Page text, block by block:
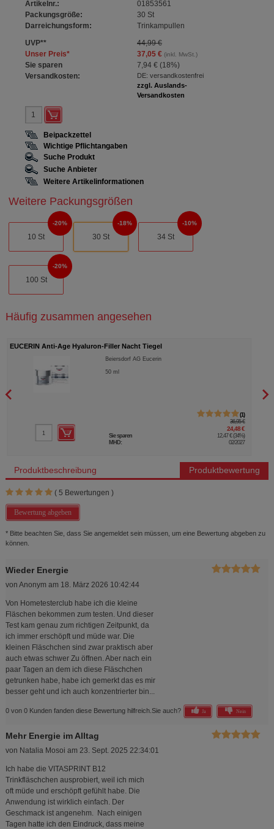
Artikelnr.:
01853561
Packungsgröße:
30 St
Darreichungsform:
Trinkampullen
UVP**
44,99 €
Unser Preis* 37,05 €(inkl. MwSt.)
Sie sparen 7,94 € (18%)
Versandkosten:
DE: versandkostenfrei
zzgl. Auslands-
Versandkosten
Beipackzettel
Wichtige Pflichtangaben
Suche Produkt
Suche Anbieter
Weitere Artikelinformationen
Weitere Packungsgrößen
10 St
20%
30 St
18%
34 St
10%
100 St
20%
Häufig zusammen angesehen
Anti-Age Hyaluron-Filler Nacht Tiegel
Beiersdorf AG Eucerin
1
Sie sparen
MHD:
Produktbeschreibung Produktbewertung
( 5 Bewertungen )
Bewertung abgeben
* Bitte beachten Sie, dass Sie angemeldet sein müssen, um eine Bewertung abgeben zu
können.
Wieder Energie
von Anonym am 18. März 2026 10:42:44
Von Hometesterclub habe ich die kleine
Fläschen bekommen zum testen. Und dieser
Test kam genau zum richtigen Zeitpunkt, da
ich immer erschöpft und müde war. Die
kleinen Fläschchen sind zwar praktisch aber
auch etwas schwer Zu öffnen. Aber nach ein
paar Tagen an dem ich diese Fläschchen
getrunken habe, habe ich gemerkt das es mir
besser geht und ich auch konzentrierter bin...
0 von 0 Kunden fanden diese Bewertung hilfreich. Sie auch? Ja Nein
Mehr Energie im Alltag
von Natalia Mosoi am 23. Sept. 2025 22:34:01
Ich habe die VITASPRINT B12
Trinkfläschchen ausprobiert, weil ich mich
oft müde und erschöpft gefühlt habe. Die
Anwendung ist wirklich einfach. Der
Geschmack ist angenehm. Nach einigen
Tagen hatte ich den Eindruck, dass meine